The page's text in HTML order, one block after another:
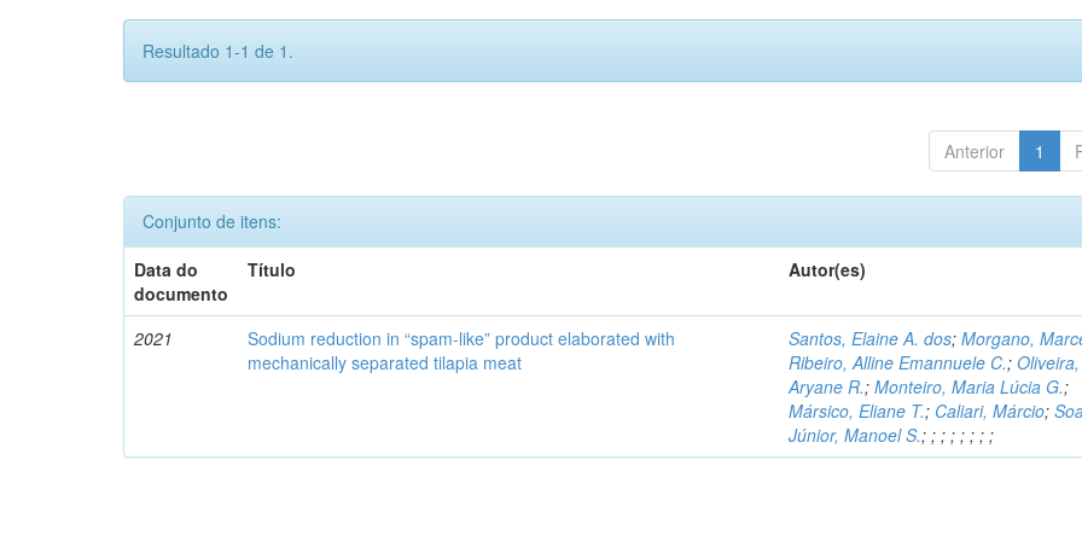
Resultado 1-1 de 1.
Anterior 1
Conjunto de itens:
Data do
documento
Título Autor(es)
2021
Sodium reduction in “spam-like” product elaborated with
mechanically separated tilapia meat
Santos, Elaine A. dos;Morgano,
Ribeiro, Alline Emannuele C.;Oliveira,
Aryane R.;Monteiro, Maria Lúcia G.;
Mársico, Eliane T.; Caliari, Márcio;
Júnior, Manoel S.;;;;;;;;